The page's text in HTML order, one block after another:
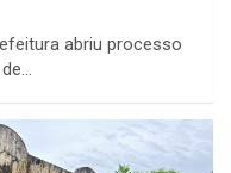
abriu processo